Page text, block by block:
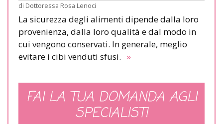
di Dottoressa Rosa Lenoci
La sicurezza degli alimenti dipende dalla loro
provenienza, dalla loro qualità e dal modo in
cui vengono conservati. In generale, meglio
evitare i cibi venduti sfusi. »
FAI LA TUA DOMANDA AGLI
SPECIALISTI